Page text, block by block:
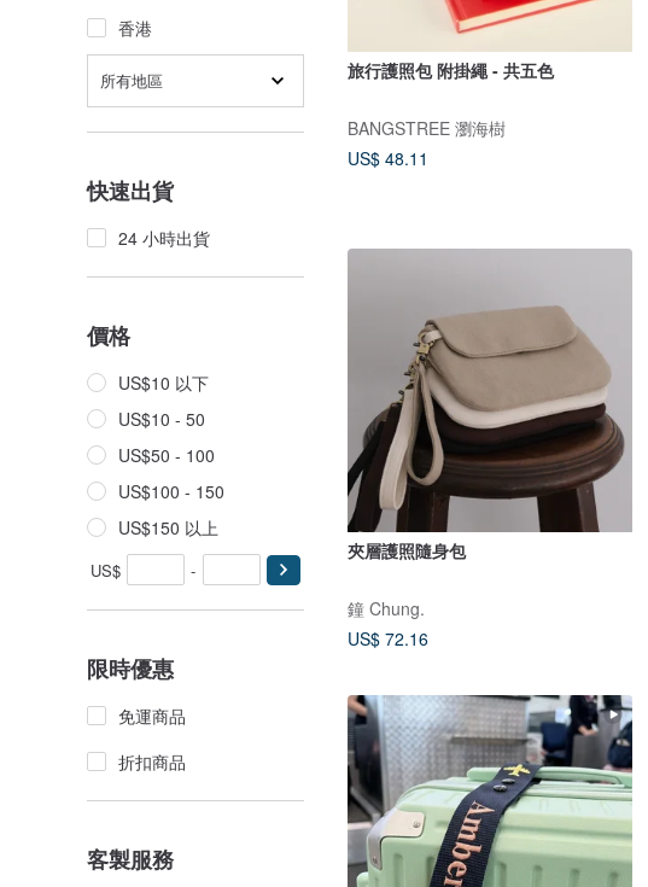
香港
所有地區
快速出貨
24 小時出貨
價格
US$10 以下
US$10 - 50
US$50 - 100
US$100 - 150
US$150 以上
US$ -
限時優惠
免運商品
折扣商品
客製服務
旅行護照包 附掛繩 - 共五色
BANGSTREE 瀏海樹
US$ 48.11
夾層護照隨身包
鐘 Chung.
US$ 72.16